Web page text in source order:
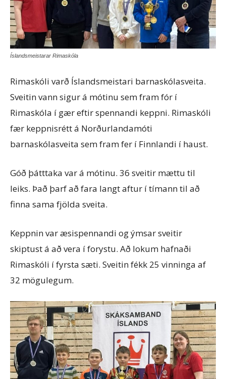
Íslandsmeistarar Rimaskóla
Rimaskóli varð Íslandsmeistari barnaskólasveita.
Sveitin vann sigur á mótinu sem fram fór í
Rimaskóla í gær eftir spennandi keppni. Rimaskóli
fær keppnisrétt á Norðurlandamóti
barnaskólasveita sem fram fer í Finnlandi í haust.
Góð þátttaka var á mótinu. 36 sveitir mættu til
leiks. Það þarf að fara langt aftur í tímann til að
finna sama fjölda sveita.
Keppnin var æsispennandi og ýmsar sveitir
skiptust á að vera í forystu. Að lokum hafnaði
Rimaskóli í fyrsta sæti. Sveitin fékk 25 vinninga af
32 mögulegum.